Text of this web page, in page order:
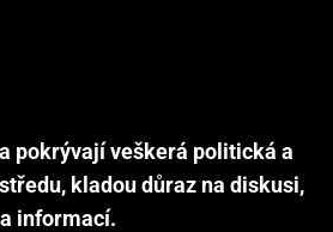
pokrývají veškerá politická a
kladou důraz na diskusi,
informací.